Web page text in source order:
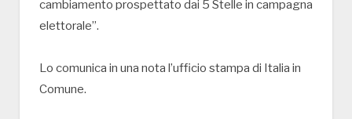
cambiamento prospettato dai 5 Stelle in campagna
elettorale”.
Lo comunica in una nota l’ufficio stampa di Italia in
Comune.